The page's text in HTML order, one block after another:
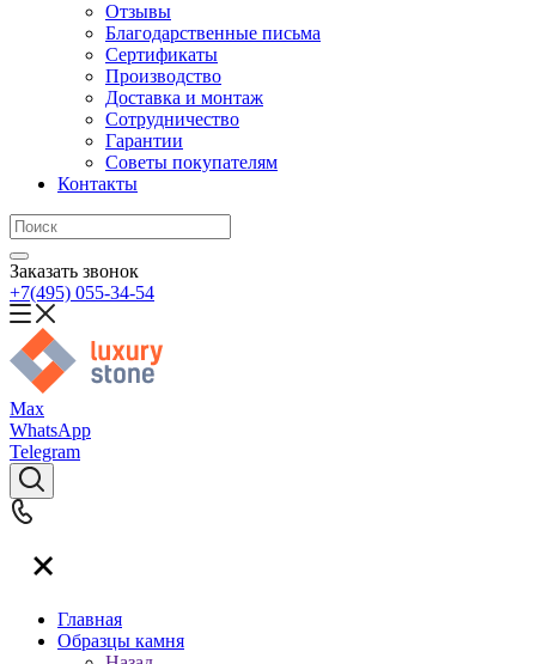
Отзывы
Благодарственные письма
Сертификаты
Производство
Доставка и монтаж
Сотрудничество
Гарантии
Советы покупателям
Контакты
Заказать звонок
+7(495) 055-34-54
Max
WhatsApp
Telegram
Главная
Образцы камня